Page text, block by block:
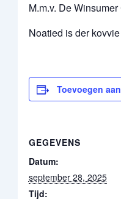
M.m.v. De
Noatied is der
Toevoegen
GEGEVENS
Datum:
september 28, 2025
Tijd: